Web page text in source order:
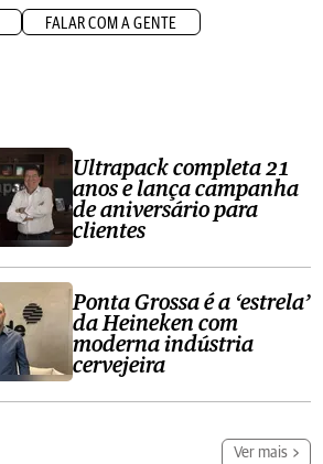
FALAR COM A GENTE
Ultrapack completa 21
anos e lança campanha
de aniversário para
clientes
Ponta Grossa é a ‘estrela’
da Heineken com
moderna indústria
cervejeira
Ver mais